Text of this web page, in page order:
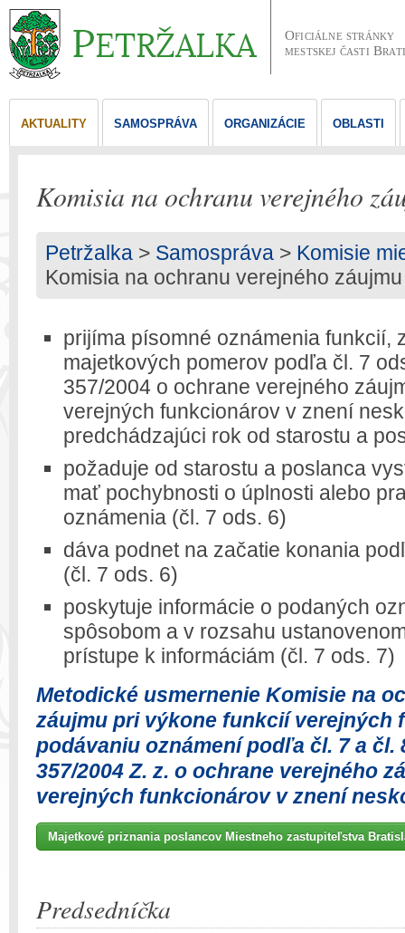
Oficiálne stránky
mestskej časti
AKTUALITY SAMOSPRÁVA ORGANIZÁCIE OBLASTI
Komisia na ochranu verejného
Petržalka > Samospráva > Komisie
Komisia na ochranu verejného záujmu
prijíma písomné oznámenia funkcií,
majetkových pomerov podľa čl. 7
357/2004 o ochrane verejného
verejných funkcionárov v znení
predchádzajúci rok od starostu a
požaduje od starostu a poslanca
mať pochybnosti o úplnosti alebo
oznámenia (čl. 7 ods. 6)
dáva podnet na začatie konania
(čl. 7 ods. 6)
poskytuje informácie o podaných
spôsobom a v rozsahu
prístupe k informáciám (čl. 7 ods. 7)
Metodické usmernenie Komisie na
záujmu pri výkone funkcií verejných
podávaniu oznámení podľa čl. 7 a čl.
357/2004 Z. z. o ochrane verejného
verejných funkcionárov v znení
Majetkové priznania poslancov Miestneho zastupiteľstva
Predsedníčka